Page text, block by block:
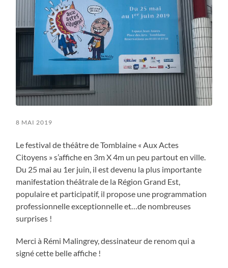
8 MAI 2019
Le festival de théâtre de Tomblaine « Aux Actes
Citoyens » s’affiche en 3m X 4m un peu partout en ville.
Du 25 mai au 1er juin, il est devenu la plus importante
manifestation théâtrale de la Région Grand Est,
populaire et participatif, il propose une programmation
professionnelle exceptionnelle et…de nombreuses
surprises !
Merci à Rémi Malingrey, dessinateur de renom qui a
signé cette belle affiche !